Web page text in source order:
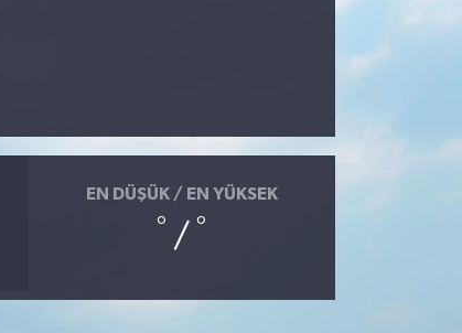
EN DÜŞÜK / EN YÜKSEK
° / °